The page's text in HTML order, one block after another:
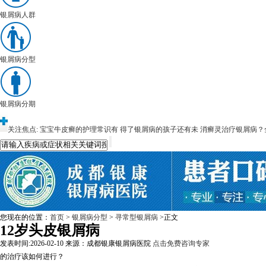
银屑病人群
银屑病分型
银屑病分期
关注焦点: 宝宝牛皮癣的护理常识有 得了银屑病的孩子还有未 消癣灵治疗银屑病？
您现在的位置： 首页 > 银屑病分型 > 寻常型银屑病 >正文
12岁头皮银屑病
发表时间:2026-02-10 来源：成都银康银屑病医院 点击免费咨询专家
的治疗该如何进行？